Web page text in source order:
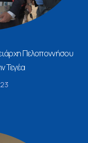
Πελοποννήσου
Τεγέα